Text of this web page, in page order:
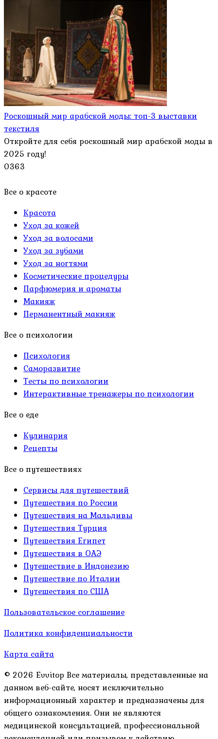
Роскошный мир арабской моды: топ-3 выставки
текстиля
Откройте для себя роскошный мир арабской моды в
2025 году!
0363
Все о красоте
Красота
Уход за кожей
Уход за волосами
Уход за зубами
Уход за ногтями
Косметические процедуры
Парфюмерия и ароматы
Макияж
Перманентный макияж
Все о психологии
Психология
Саморазвитие
Тесты по психологии
Интерактивные тренажеры по психологии
Все о еде
Кулинария
Рецепты
Все о путешествиях
Сервисы для путешествий
Путешествия по России
Путешествия на Мальдивы
Путешествия Турция
Путешествия Египет
Путешествия в ОАЭ
Путешествие в Индонезию
Путешествие по Италии
Путешествия по США
Пользовательское соглашение
Политика конфиденциальности
Карта сайта
© 2026 Evvitop Все материалы, представленные на
данном веб-сайте, носят исключительно
информационный характер и предназначены для
общего ознакомления. Они не являются
медицинской консультацией, профессиональной